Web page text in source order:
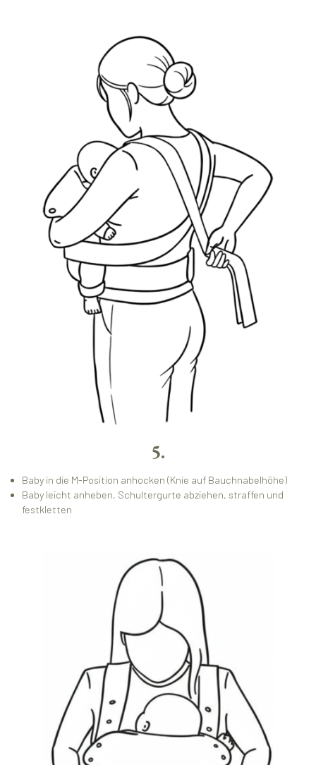
5.
Baby in die M-Position anhocken (Knie auf Bauchnabelhöhe)
Baby leicht anheben, Schultergurte abziehen, straffen und
festkletten